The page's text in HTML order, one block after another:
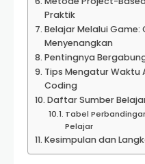
Praktik
Belajar Melalui Game:
Menyenangkan
Pentingnya
Tips Mengatur Waktu
Coding
Daftar Sumber
Tabel
Pelajar
Kesimpulan dan